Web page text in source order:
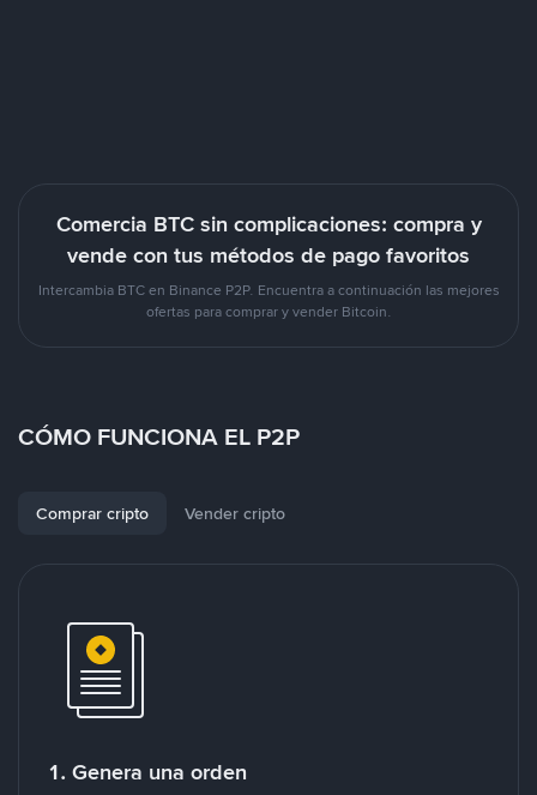
Comercia BTC sin complicaciones: compra y
vende con tus métodos de pago favoritos
Intercambia BTC en Binance P2P. Encuentra a continuación las mejores
ofertas para comprar y vender Bitcoin.
CÓMO FUNCIONA EL P2P
Comprar cripto Vender cripto
1. Genera una orden